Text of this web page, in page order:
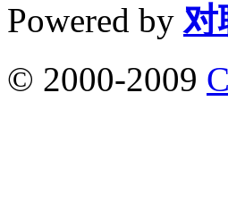
Powered by 对
© 2000-2009